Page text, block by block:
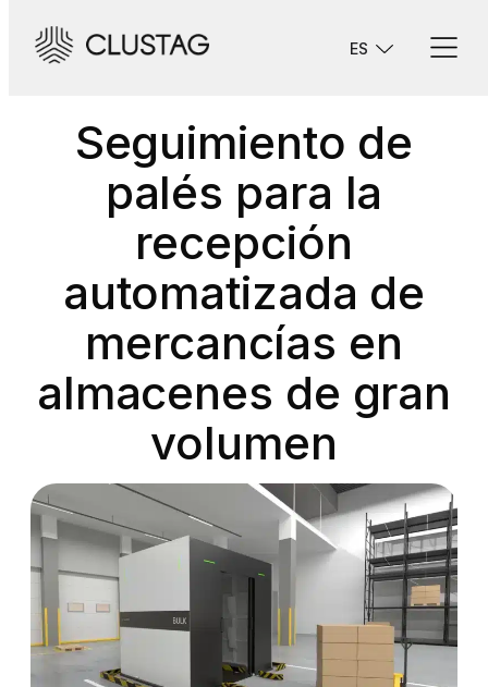
contenido
ES
Seguimiento de
palés para la
recepción
automatizada de
mercancías en
almacenes de gran
volumen